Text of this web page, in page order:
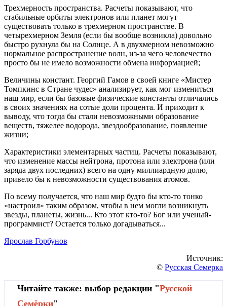
Трехмерность пространства. Расчеты показывают, что
стабильные орбиты электронов или планет могут
существовать только в трехмерном пространстве. В
четырехмерном Земля (если бы вообще возникла) довольно
быстро рухнула бы на Солнце. А в двухмерном невозможно
нормальное распространение волн, из-за чего человечество
просто бы не имело возможности обмена информацией;
Величины констант. Георгий Гамов в своей книге «Мистер
Томпкинс в Стране чудес» анализирует, как мог измениться
наш мир, если бы базовые физические константы отличались
в своих значениях на сотые доли процента. И приходит к
выводу, что тогда бы стали невозможными образование
веществ, тяжелее водорода, звездообразование, появление
жизни;
Характеристики элементарных частиц. Расчеты показывают,
что изменение массы нейтрона, протона или электрона (или
заряда двух последних) всего на одну миллиардную долю,
привело бы к невозможности существования атомов.
По всему получается, что наш мир будто бы кто-то тонко
«настроил» таким образом, чтобы в нем могли возникнуть
звезды, планеты, жизнь... Кто этот кто-то? Бог или ученый-
программист? Остается только догадываться...
Ярослав Горбунов
Источник:
© Русская Семерка
Читайте также: выбор редакции "Русской
Cемёрки"